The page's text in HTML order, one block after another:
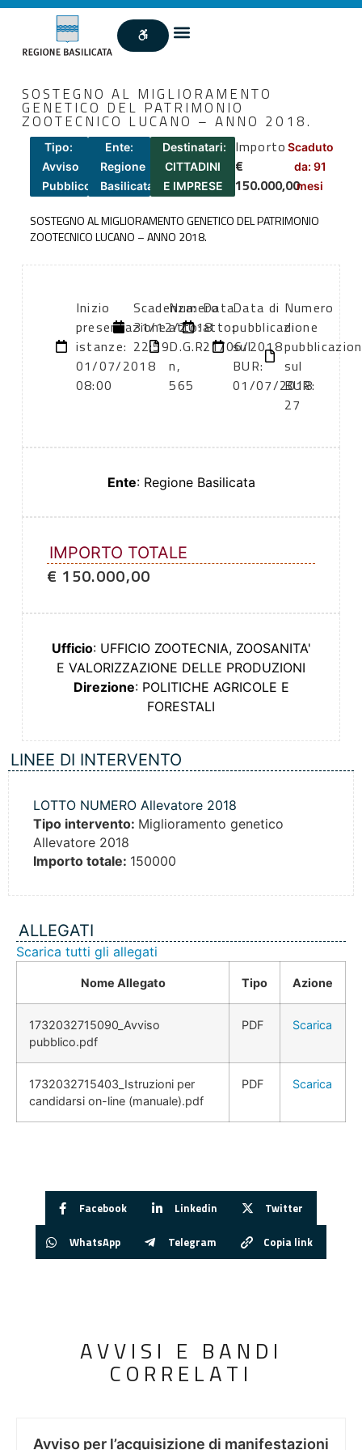
SOSTEGNO AL MIGLIORAMENTO
GENETICO DEL PATRIMONIO
ZOOTECNICO LUCANO – ANNO 2018.
Tipo:
Avviso
Pubblico
Ente:
Regione
Basilicata
Destinatari:
CITTADINI
E IMPRESE
Importo
€
150.000,00
Scaduto
da: 91
mesi
SOSTEGNO AL MIGLIORAMENTO GENETICO DEL PATRIMONIO
ZOOTECNICO LUCANO – ANNO 2018.
Inizio
presentazione
istanze:
01/07/2018
08:00
Scadenza:
31/12/2018
22:59
Numero
atto:
D.G.R.
n,
565
Data
atto:
21/06/2018
Data di
pubblicazione
sul
BUR:
01/07/2018
Numero
di
sul
BUR:
27
Ente: Regione Basilicata
IMPORTO TOTALE
€ 150.000,00
Ufficio: UFFICIO ZOOTECNIA, ZOOSANITA'
E VALORIZZAZIONE DELLE PRODUZIONI
Direzione: POLITICHE AGRICOLE E
FORESTALI
LINEE DI INTERVENTO
LOTTO NUMERO Allevatore 2018
Tipo intervento: Miglioramento genetico
Allevatore 2018
Importo totale: 150000
ALLEGATI
Scarica tutti gli allegati
Nome Allegato Tipo Azione
1732032715090_Avviso
pubblico.pdf
PDF Scarica
1732032715403_Istruzioni per
candidarsi on-line (manuale).pdf
PDF Scarica
Facebook Linkedin Twitter
WhatsApp Telegram Copia link
AVVISI E BANDI
CORRELATI
Avviso per l’acquisizione di manifestazioni